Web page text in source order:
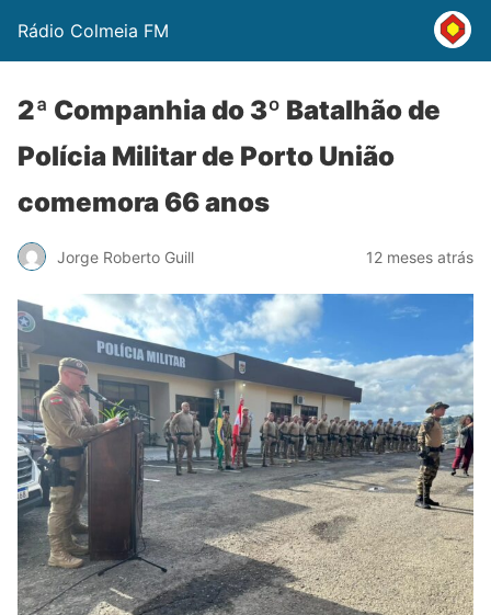
Rádio Colmeia FM
2ª Companhia do 3º Batalhão de
Polícia Militar de Porto União
comemora 66 anos
Jorge Roberto Guill 12 meses atrás